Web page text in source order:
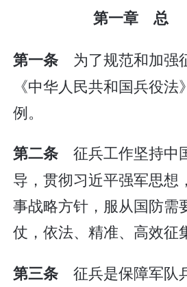
第一章
第一条 为了规范和加强
《中华人民共和国兵役法
例。
第二条 征兵工作坚持中
导，贯彻习近平强军思想
事战略方针，服从国防需
仗，依法、精准、高效征
第三条 征兵是保障军队